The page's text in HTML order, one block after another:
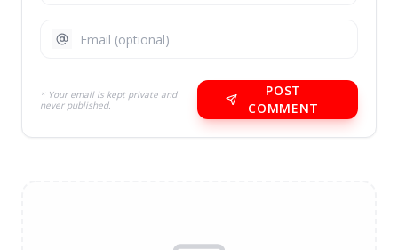
* Your email is kept private and
never published.
POST
COMMENT